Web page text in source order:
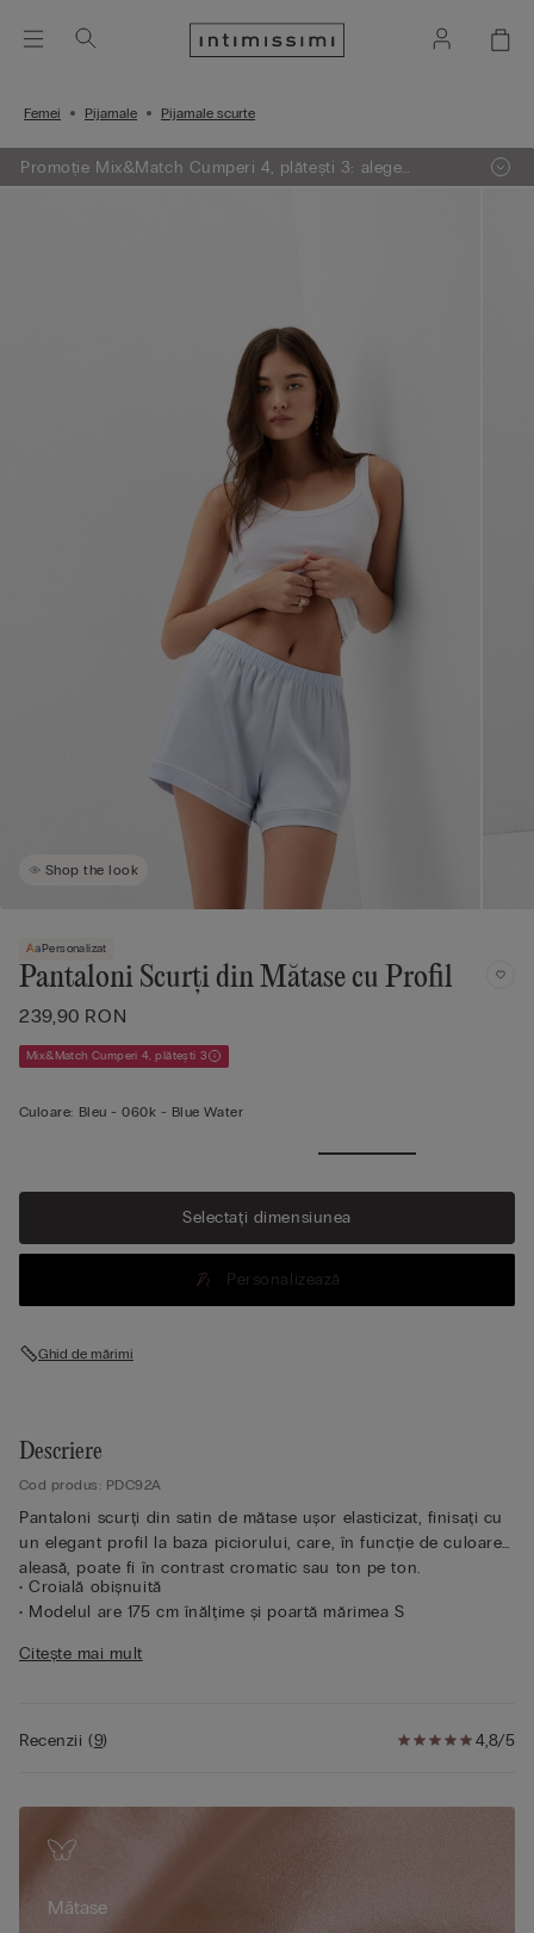
Femei Pijamale Pijamale scurte
Promoție Mix&Match Cumperi 4, plătești 3: alege
articolele preferate din tricotaje, pijamale și furouri,
Shop the look
Personalizat
Pantaloni Scurți din Mătase cu Profil
239,90 RON
Mix&Match Cumperi 4, plătești 3
Culoare: Bleu -060k - Blue Water
Selectați dimensiunea
Personalizează
Ghid de mărimi
Descriere
Cod produs: PDC92A
Pantaloni scurți din satin de mătase ușor elasticizat, finisați cu
un elegant profil la baza piciorului, care, în funcție de culoarea
aleasă, poate fi în contrast cromatic sau ton pe ton.
• Croială obișnuită
• Modelul are 175 cm înălțime și poartă mărimea S
Bluesign.
Citește mai mult
4,8/5
Recenzii(9)
Mătase